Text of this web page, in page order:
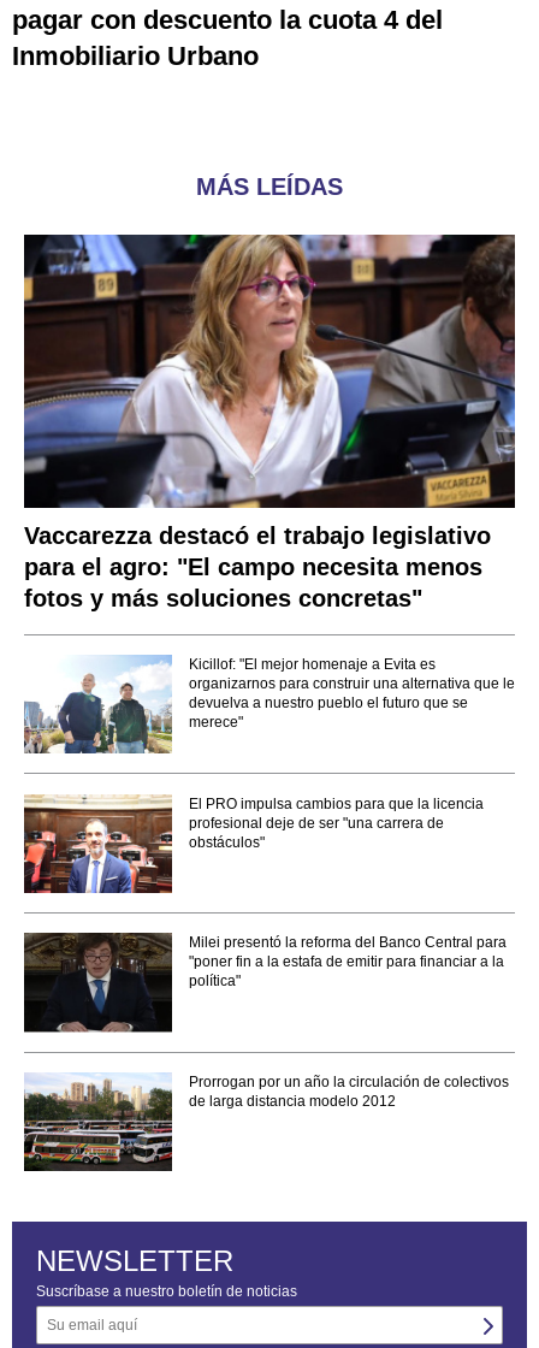
pagar con descuento la cuota 4 del
Inmobiliario Urbano
MÁS LEÍDAS
Vaccarezza destacó el trabajo legislativo
para el agro: "El campo necesita menos
fotos y más soluciones concretas"
Kicillof: "El mejor homenaje a Evita es
organizarnos para construir una alternativa que le
devuelva a nuestro pueblo el futuro que se
merece"
El PRO impulsa cambios para que la licencia
profesional deje de ser "una carrera de
obstáculos"
Milei presentó la reforma del Banco Central para
"poner fin a la estafa de emitir para financiar a la
política"
Prorrogan por un año la circulación de colectivos
de larga distancia modelo 2012
NEWSLETTER
Suscríbase a nuestro boletín de noticias